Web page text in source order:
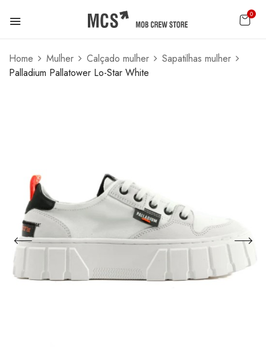
0
Home Mulher Calçado mulher
Sapatilhas mulher
Palladium Pallatower Lo-Star White